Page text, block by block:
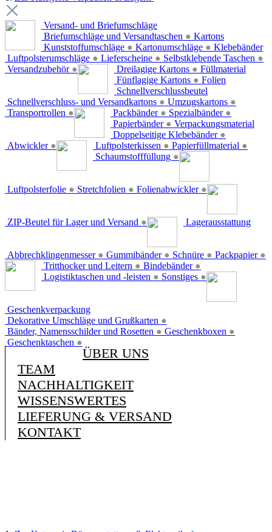
Versand- und Briefumschläge
Briefumschläge und Versandtaschen ●
Kunststoffumschläge ● Kartonumschläge ●
Luftpolsterumschläge ● Lieferscheine ● Selbstklebende Taschen ●
Versandzubehör ●
Kartons
Dreilagige Kartons ●
Fünflagige Kartons ●
Schnellverschluss- und Versandkartons ● Umzugskartons ●
Transportrollen ●
Klebebänder
Packbänder ● Spezialbänder ●
Papierbänder ●
Doppelseitige Klebebänder ●
Abwickler ●
Füllmaterial
Luftpolsterkissen ● Papierfüllmaterial ●
Schaumstofffüllung ●
Folien
Luftpolsterfolie ● Stretchfolien ● Folienabwickler ●
Schnellverschlussbeutel
ZIP-Beutel für Lager und Versand ●
Verpackungsmaterial
Abbrechklingenmesser ● Gummibänder ● Schnüre ● Packpapier ●
Lagerausstattung
Tritthocker und Leitern ● Bindebänder ●
Logistiktaschen und -leisten ● Sonstiges ●
Geschenkverpackung
Dekorative Umschläge und Grußkarten ●
Bänder, Namensschilder und Rosetten ● Geschenkboxen ●
Geschenktaschen ●
ÜBER UNS
TEAM
NACHHALTIGKEIT
WISSENSWERTES
LIEFERUNG & VERSAND
KONTAKT